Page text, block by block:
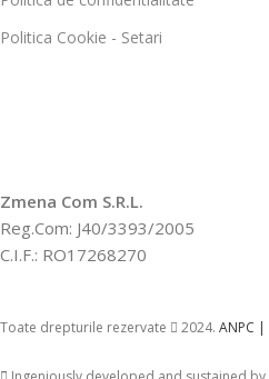
Politica Cookie - Setari
Zmena Com S.R.L.
Reg.Com: J40/3393/2005
C.I.F.: RO17268270
Toate drepturile rezervate 2024. ANPC |